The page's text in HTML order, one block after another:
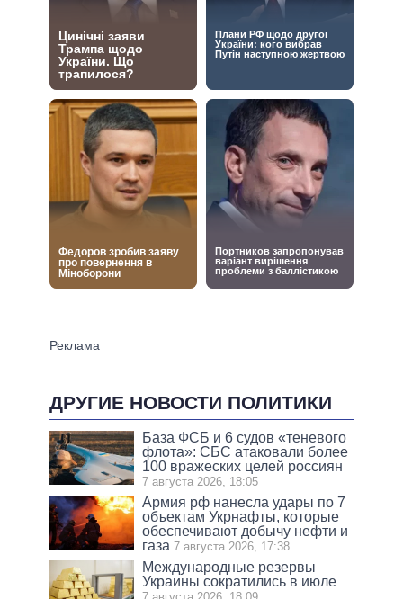
ДРУГИЕ НОВОСТИ ПОЛИТИКИ
База ФСБ и 6 судов «теневого
флота»: СБС атаковали более
100 вражеских целей россиян
7 августа 2026, 18:05
Армия рф нанесла удары по 7
объектам Укрнафты, которые
обеспечивают добычу нефти и
газа 7 августа 2026, 17:38
Международные резервы
Украины сократились в июле